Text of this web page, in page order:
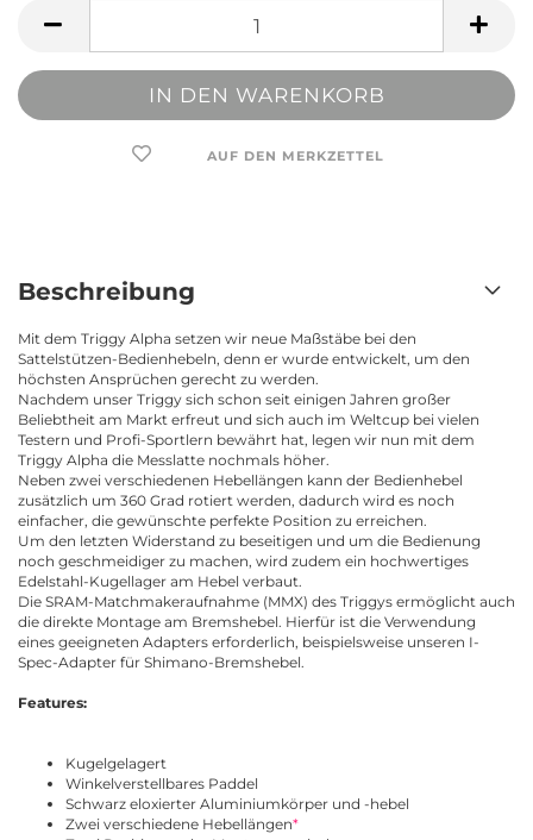
AUF DEN MERKZETTEL
Beschreibung
Mit dem Triggy Alpha setzen wir neue Maßstäbe bei den
Sattelstützen-Bedienhebeln, denn er wurde entwickelt, um den
höchsten Ansprüchen gerecht zu werden.
Nachdem unser Triggy sich schon seit einigen Jahren großer
Beliebtheit am Markt erfreut und sich auch im Weltcup bei vielen
Testern und Profi-Sportlern bewährt hat, legen wir nun mit dem
Triggy Alpha die Messlatte nochmals höher.
Neben zwei verschiedenen Hebellängen kann der Bedienhebel
zusätzlich um 360 Grad rotiert werden, dadurch wird es noch
einfacher, die gewünschte perfekte Position zu erreichen.
Um den letzten Widerstand zu beseitigen und um die Bedienung
noch geschmeidiger zu machen, wird zudem ein hochwertiges
Edelstahl-Kugellager am Hebel verbaut.
Die SRAM-Matchmakeraufnahme (MMX) des Triggys ermöglicht auch
die direkte Montage am Bremshebel. Hierfür ist die Verwendung
eines geeigneten Adapters erforderlich, beispielsweise unseren I-
Spec-Adapter für Shimano-Bremshebel.
Features:
Kugelgelagert
Winkelverstellbares Paddel
Schwarz eloxierter Aluminiumkörper und -hebel
Zwei verschiedene Hebellängen*